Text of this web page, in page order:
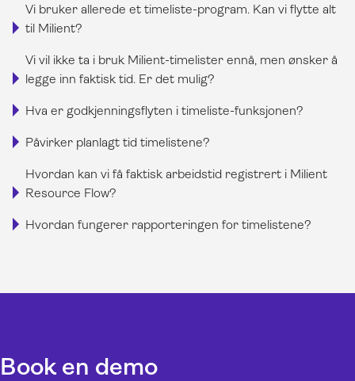
Vi bruker allerede et timeliste-program. Kan vi flytte alt
til Milient?
Vi vil ikke ta i bruk Milient-timelister ennå, men ønsker å
legge inn faktisk tid. Er det mulig?
Hva er godkjenningsflyten i timeliste-funksjonen?
Påvirker planlagt tid timelistene?
Hvordan kan vi få faktisk arbeidstid registrert i Milient
Resource Flow?
Hvordan fungerer rapporteringen for timelistene?
Book en demo